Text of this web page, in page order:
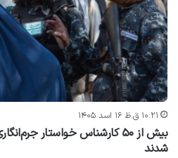
۱۰:۲۱ ق.ظ ۱۶ اسد ۱۴۰۵
بیش از ۵۰ کارشناس خواستار
شدند